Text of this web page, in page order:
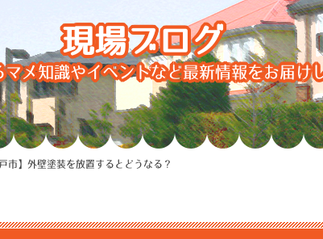
現場ブログ
マメ知識やイベントなど最新情報をお届け
市】外壁塗装を放置するとどうなる？